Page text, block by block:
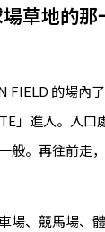
草地的
FIELD 的場
」進入。入
般。再往前走
場、競馬場、